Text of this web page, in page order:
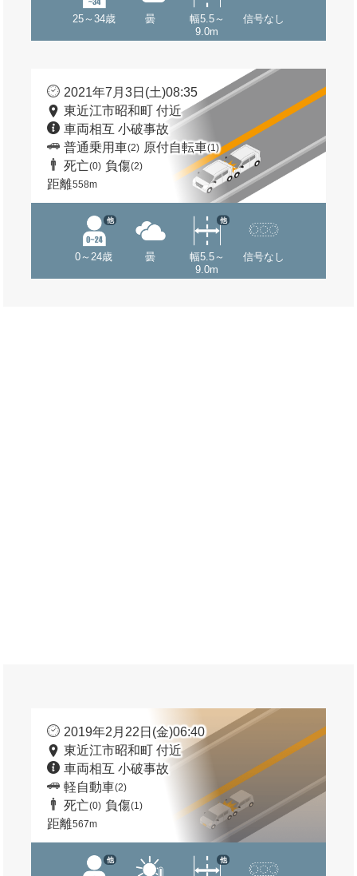
25～34歳 曇
幅5.5～
9.0m
信号なし
2021年7月3日(土)08:35
東近江市昭和町 付近
車両相互 小破事故
普通乗用車(2) 原付自転車(1)
死亡(0) 負傷(2)
距離558m
0～24歳
他
曇
幅5.5～
9.0m
他
信号なし
2019年2月22日(金)06:40
東近江市昭和町 付近
車両相互 小破事故
軽自動車(2)
死亡(0) 負傷(1)
距離567m
他 他